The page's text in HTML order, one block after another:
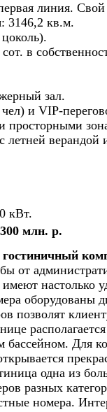
линия.
3146,2 кв.м.
в
зал.
и VIP-
просторными
летней верандой
кВт.
300 млн. р.
от
настолько
оборудованы
позволят
бассейном. Для
одна из
разных
номера.